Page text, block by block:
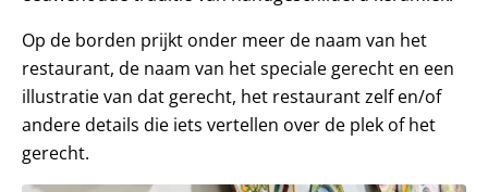
Op de borden prijkt onder meer de naam van het
restaurant, de naam van het speciale gerecht en een
illustratie van dat gerecht, het restaurant zelf en/of
andere details die iets vertellen over de plek of het
gerecht.